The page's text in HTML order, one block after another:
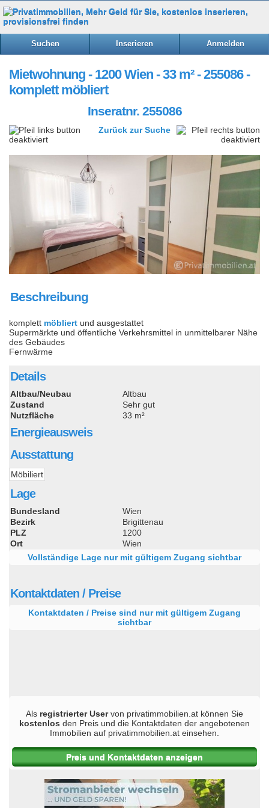
Suchen Inserieren Anmelden
Mietwohnung - 1200 Wien - 33 m² - 255086 -
komplett möbliert
Inseratnr. 255086
Zurück zur Suche
Beschreibung
komplett möbliert und ausgestattet
Supermärkte und öffentliche Verkehrsmittel in unmittelbarer Nähe
des Gebäudes
Fernwärme
Details
Altbau/Neubau
Altbau
Zustand
Sehr gut
Nutzfläche
33 m²
Energieausweis
Ausstattung
Möbiliert
Lage
Bundesland
Wien
Bezirk
Brigittenau
PLZ
1200
Ort
Wien
Vollständige Lage nur mit gültigem Zugang sichtbar
Kontaktdaten / Preise
Kontaktdaten / Preise sind nur mit gültigem Zugang
sichtbar
Als registrierter Uservon privatimmobilien.at können Sie
kostenlos den Preis und die Kontaktdaten der angebotenen
Immobilien auf privatimmobilien.at einsehen.
Preis und Kontaktdaten anzeigen